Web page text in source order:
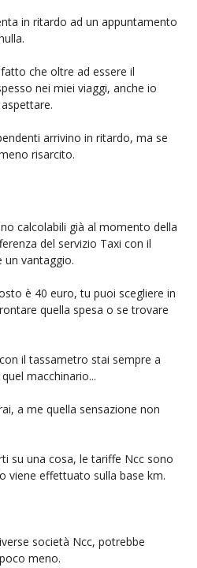
in ritardo ad un appuntamento
che oltre ad essere il
nei miei viaggi, anche io
arrivino in ritardo, ma se
risarcito.
calcolabili già al momento della
del servizio Taxi con il
vantaggio.
è 40 euro, tu puoi scegliere in
quella spesa o se trovare
il tassametro stai sempre a
macchinario...
a me quella sensazione non
su una cosa, le tariffe Ncc sono
viene effettuato sulla base km.
società Ncc, potrebbe
meno.